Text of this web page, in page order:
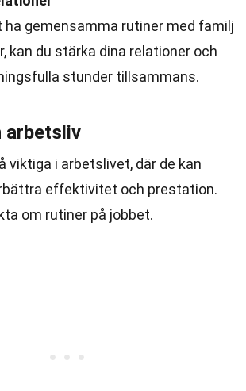
ha gemensamma rutiner med familj
kan du stärka dina relationer och
stunder tillsammans.
arbetsliv
viktiga i arbetslivet, där de kan
effektivitet och prestation.
om rutiner på jobbet.